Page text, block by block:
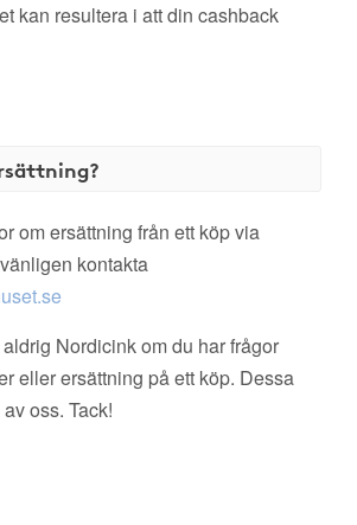
kan resultera i att din cashback
om ersättning från ett köp via
kontakta
Nordicink om du har frågor
eller ersättning på ett köp. Dessa
oss. Tack!